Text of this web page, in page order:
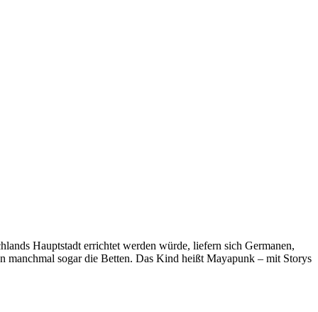
Hauptstadt errichtet werden würde, liefern sich Germanen,
manchmal sogar die Betten. Das Kind heißt Mayapunk – mit Storys